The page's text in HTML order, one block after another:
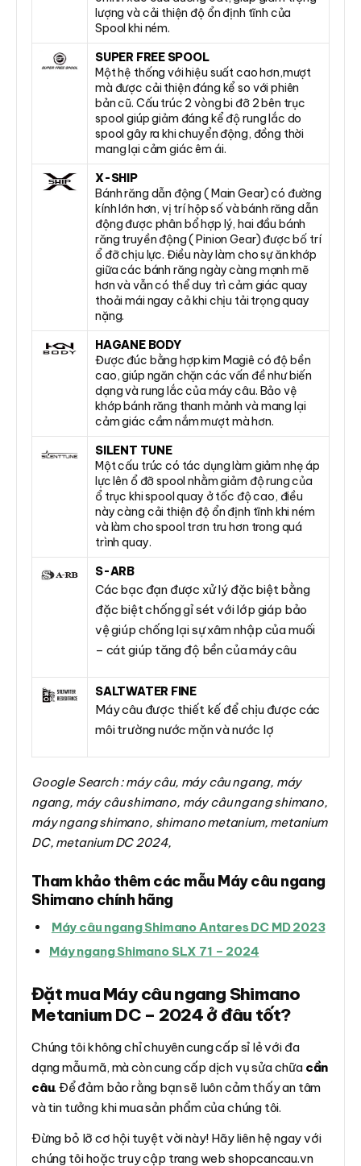
lượng và cải thiện độ ổn định tĩnh của
Spool khi ném.
SUPER FREE SPOOL
Một hệ thống với hiệu suất cao hơn,mượt
mà được cải thiện đáng kể so với phiên
bản cũ. Cấu trúc 2 vòng bi đỡ 2 bên trục
spool giúp giảm đáng kể độ rung lắc do
spool gây ra khi chuyển động, đồng thời
mang lại cảm giác êm ái.
X-SHIP
Bánh răng dẫn động ( Main Gear) có đường
kính lớn hơn, vị trí hộp số và bánh răng dẫn
động được phân bổ hợp lý, hai đầu bánh
răng truyền động ( Pinion Gear) được bố trí
ổ đỡ chịu lực. Điều này làm cho sự ăn khớp
giữa các bánh răng ngày càng mạnh mẽ
hơn và vẫn có thể duy trì cảm giác quay
thoải mái ngay cả khi chịu tải trọng quay
nặng.
HAGANE BODY
Được đúc bằng hợp kim Magiê có độ bền
cao, giúp ngăn chặn các vấn đề như biến
dạng và rung lắc của máy câu. Bảo vệ
khớp bánh răng thanh mảnh và mang lại
cảm giác cầm nắm mượt mà hơn.
SILENT TUNE
Một cấu trúc có tác dụng làm giảm nhẹ áp
lực lên ổ đỡ spool nhằm giảm độ rung của
ổ trục khi spool quay ở tốc độ cao, điều
này càng cải thiện độ ổn định tĩnh khi ném
và làm cho spool trơn tru hơn trong quá
trình quay.
S-ARB
Các bạc đạn được xử lý đặc biệt bằng
đặc biệt chống gỉ sét với lớp giáp bảo
vệ giúp chống lại sự xâm nhập của muối
– cát giúp tăng độ bền của máy câu
SALTWATER FINE
Máy câu được thiết kế để chịu được các
môi trường nước mặn và nước lợ
Google Search : máy câu, máy câu ngang, máy
ngang, máy câu shimano, máy câu ngang shimano,
máy ngang shimano, shimano metanium, metanium
DC, metanium DC 2024,
Tham khảo thêm các mẫu Máy câu ngang
Shimano chính hãng
Máy câu ngang Shimano Antares DC MD 2023
Máy ngang Shimano SLX 71 – 2024
Đặt mua Máy câu ngang Shimano
Metanium DC – 2024 ở đâu tốt?
Chúng tôi không chỉ chuyên cung cấp sỉ lẻ với đa
dạng mẫu mã, mà còn cung cấp dịch vụ sửa chữa cần
câu. Để đảm bảo rằng bạn sẽ luôn cảm thấy an tâm
và tin tưởng khi mua sản phẩm của chúng tôi.
Đừng bỏ lỡ cơ hội tuyệt vời này! Hãy liên hệ ngay với
chúng tôi hoặc truy cập trang web shopcancau.vn